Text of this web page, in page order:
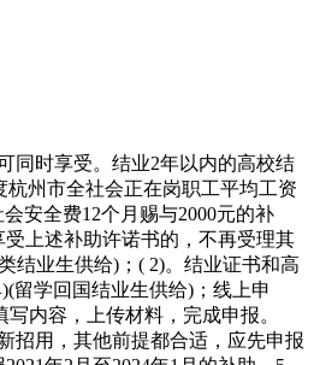
同时享受。结业2年以内的高校结
州市全社会正在岗职工平均工资
安全费12个月赐与2000元的补
上述补助许诺书的，不再受理其
结业生供给)；( 2)。结业证书和高
留学回国结业生供给)；线上申
内容，上传材料，完成申报。
招用，其他前提都合适，应先申报